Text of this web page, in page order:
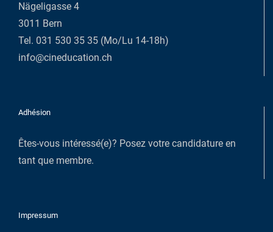
Nägeligasse 4
3011 Bern
Tel. 031 530 35 35 (Mo/Lu 14-18h)
info@cineducation.ch
Adhésion
Êtes-vous intéressé(e)? Posez votre candidature en
tant que membre.
Impressum